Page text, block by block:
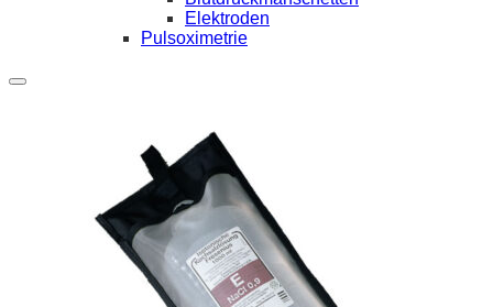
Elektroden
Pulsoximetrie